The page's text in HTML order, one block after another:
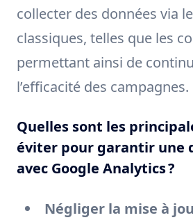
collecter des données via
classiques, telles que les
permettant ainsi de
l’efficacité des campagnes.
Quelles sont les
éviter pour garantir une
avec Google Analytics ?
Négliger la mise à